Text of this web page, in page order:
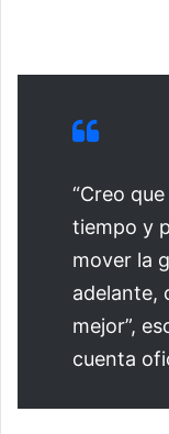
“Creo
tiempo y
mover la
adelante,
mejor”,
cuenta